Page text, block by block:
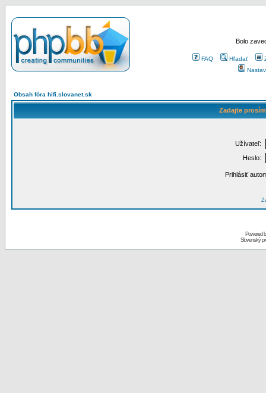
Bolo
FAQ Hľadať
Obsah fóra hifi.slovanet.sk
Zadajte
Užívateľ:
Heslo:
Prihlásiť
Powered
Slovenský